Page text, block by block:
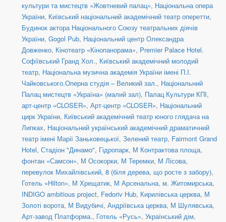
культури та мистецтв «Жовтневий палац», Національна опера
України, Київський національний академічний театр оперетти,
Будинок актора Національного Союзу театральних діячів
України, Gogol Pub, Національний центр Олександра
Довженко, Кінотеатр «Кінопанорама», Premier Palace Hotel.
Софіївський Гранд Хол., Київський академічний молодий
театр, Національна музична академія України імені П.І.
Чайковського.Оперна студія – Великий зал., Національний
Палац мистецтв «Україна» (малий зал), Палац Культури КПІ,
арт-центр «CLOSER», Арт-центр «CLOSER», Національний
цирк України, Київський академічний театр юного глядача на
Липках, Національний український академічний драматичний
театр імені Марії Заньковецької, Зелений театр, Fairmont Grand
Hotel, Стадіон "Динамо", Гідропарк, М Контрактова площа,
фонтан «Самсон», М Осокорки, М Теремки, М Лісова,
перевулок Михайлівський, 8 (біля дерева, що росте з забору),
Готель «Hilton», М Хрещатик, М Арсенальна, м. Житомирська,
INDIGO ambitious project, Fedoriv Hub, Кирилівська церква, М
Золоті ворота, М Видубичі, Андріївська церква, М Шулявська,
Арт-завод Платформа., Готель «Русь», Український дім,